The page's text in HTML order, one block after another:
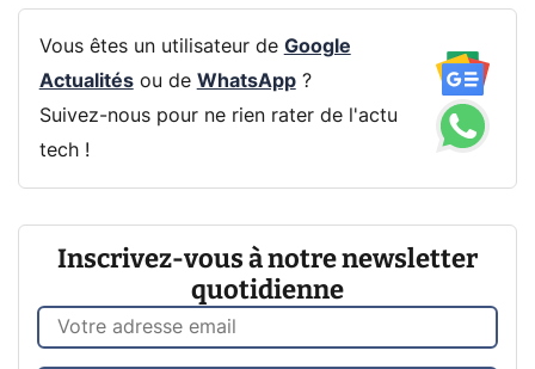
Vous êtes un utilisateur de Google
Actualitésou de WhatsApp?
Suivez-nous pour ne rien rater de l'actu
tech !
Inscrivez-vous à notre newsletter
quotidienne